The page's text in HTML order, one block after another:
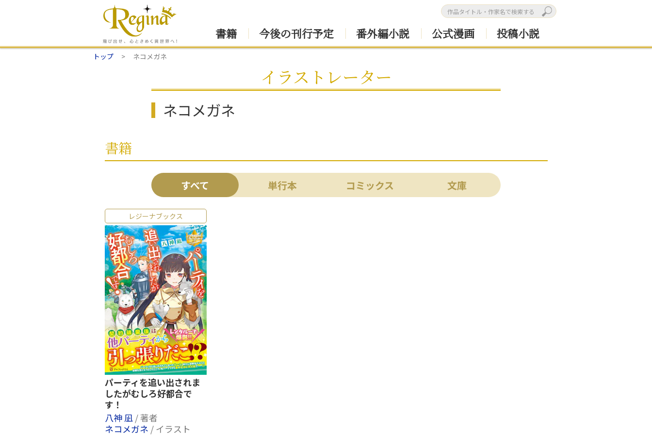
書籍 今後の刊行予定 番外編小説 公式漫画 投稿小説
トップ ネコメガネ
イラストレーター
ネコメガネ
書籍
すべて 単行本 コミックス 文庫
レジーナブックス
パーティを追い出されま
したがむしろ好都合で
す！
八神 凪 / 著者
ネコメガネ / イラスト